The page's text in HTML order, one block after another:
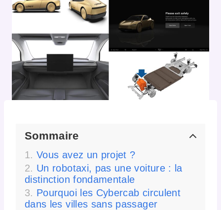
Sommaire
Vous avez un projet ?
Un robotaxi, pas une voiture : la
distinction fondamentale
Pourquoi les Cybercab circulent
dans les villes sans passager